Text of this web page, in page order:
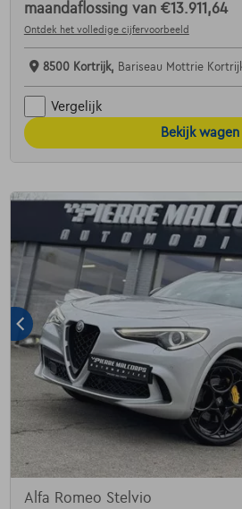
maandaflossing van €13.911,64
Ontdek het volledige cijfervoorbeeld
8500 Kortrijk, Bariseau Mottrie
Vergelijk
Bekijk wagen
Alfa Romeo Stelvio